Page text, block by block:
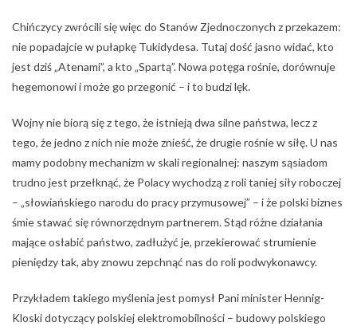
Chińczycy zwrócili się więc do Stanów Zjednoczonych z przekazem:
nie popadajcie w pułapkę Tukidydesa. Tutaj dość jasno widać, kto
jest dziś „Atenami”, a kto „Spartą”. Nowa potęga rośnie, dorównuje
hegemonowi i może go przegonić – i to budzi lęk.
Wojny nie biorą się z tego, że istnieją dwa silne państwa, lecz z
tego, że jedno z nich nie może znieść, że drugie rośnie w siłę. U nas
mamy podobny mechanizm w skali regionalnej: naszym sąsiadom
trudno jest przełknąć, że Polacy wychodzą z roli taniej siły roboczej
– „słowiańskiego narodu do pracy przymusowej” – i że polski biznes
śmie stawać się równorzędnym partnerem. Stąd różne działania
mające osłabić państwo, zadłużyć je, przekierować strumienie
pieniędzy tak, aby znowu zepchnąć nas do roli podwykonawcy.
Przykładem takiego myślenia jest pomysł Pani minister Hennig-
Kloski dotyczący polskiej elektromobilności – budowy polskiego